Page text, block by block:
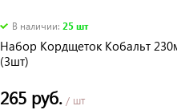
В наличии: 25 шт
Набор Кордщеток Кобальт
(3шт)
265 руб./ шт